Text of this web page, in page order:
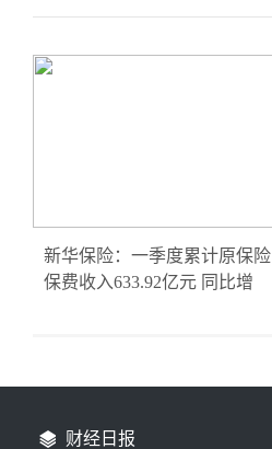
新华保险：一季度累计原保险
保费收入633.92亿元 同比增
财经日报